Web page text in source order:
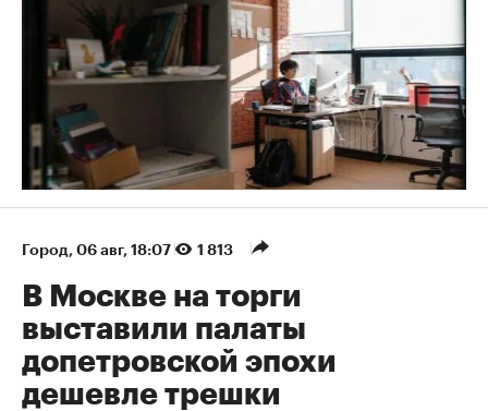
Город⁠, 06 авг, 18:07 1 813
В Москве на торги
выставили палаты
допетровской эпохи
дешевле трешки